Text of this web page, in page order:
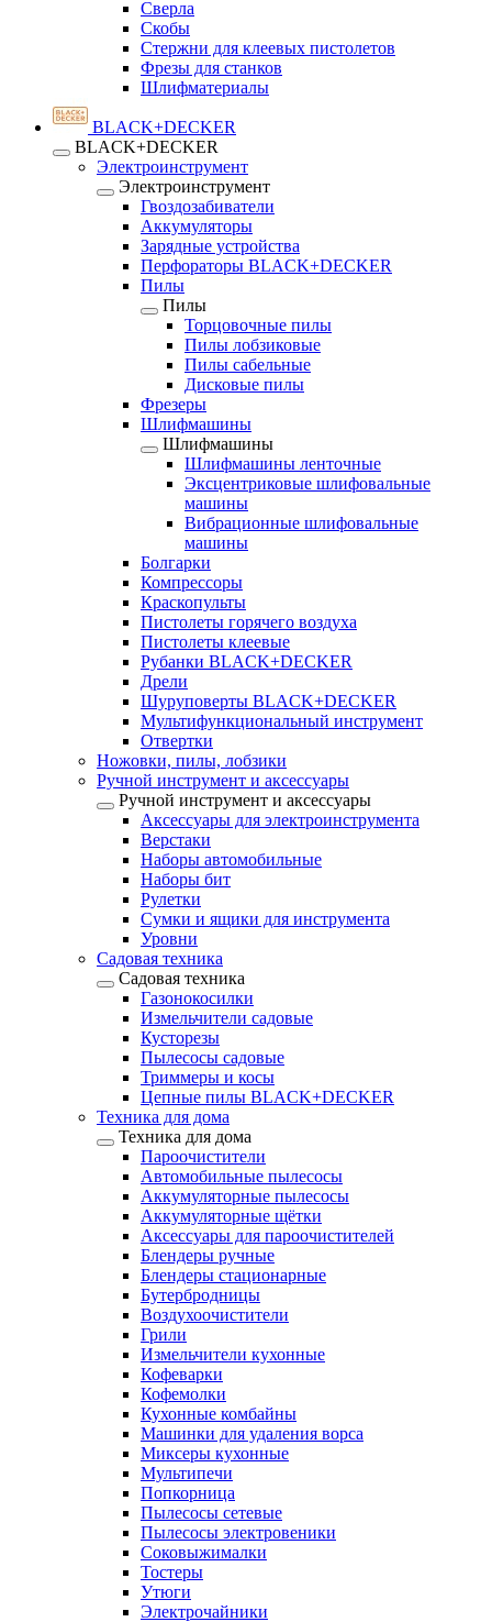
Сверла
Скобы
Стержни для клеевых пистолетов
Фрезы для станков
Шлифматериалы
BLACK+DECKER
BLACK+DECKER
Электроинструмент
Электроинструмент
Гвоздозабиватели
Аккумуляторы
Зарядные устройства
Перфораторы BLACK+DECKER
Пилы
Пилы
Торцовочные пилы
Пилы лобзиковые
Пилы сабельные
Дисковые пилы
Фрезеры
Шлифмашины
Шлифмашины
Шлифмашины ленточные
Эксцентриковые шлифовальные
машины
Вибрационные шлифовальные
машины
Болгарки
Компрессоры
Краскопульты
Пистолеты горячего воздуха
Пистолеты клеевые
Рубанки BLACK+DECKER
Дрели
Шуруповерты BLACK+DECKER
Мультифункциональный инструмент
Отвертки
Ножовки, пилы, лобзики
Ручной инструмент и аксессуары
Ручной инструмент и аксессуары
Аксессуары для электроинструмента
Верстаки
Наборы автомобильные
Наборы бит
Рулетки
Сумки и ящики для инструмента
Уровни
Садовая техника
Садовая техника
Газонокосилки
Измельчители садовые
Кусторезы
Пылесосы садовые
Триммеры и косы
Цепные пилы BLACK+DECKER
Техника для дома
Техника для дома
Пароочистители
Автомобильные пылесосы
Аккумуляторные пылесосы
Аккумуляторные щётки
Аксессуары для пароочистителей
Блендеры ручные
Блендеры стационарные
Бутербродницы
Воздухоочистители
Грили
Измельчители кухонные
Кофеварки
Кофемолки
Кухонные комбайны
Машинки для удаления ворса
Миксеры кухонные
Мультипечи
Попкорница
Пылесосы сетевые
Пылесосы электровеники
Соковыжималки
Тостеры
Утюги
Электрочайники